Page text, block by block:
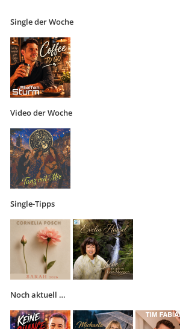
Single der Woche
Video der Woche
Single-Tipps
Noch aktuell …